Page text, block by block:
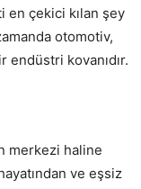
en çekici kılan şey
otomotiv,
kovanıdır.
merkezi haline
ve eşsiz